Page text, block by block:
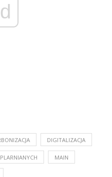
DIGITALIZACJA
MAIN